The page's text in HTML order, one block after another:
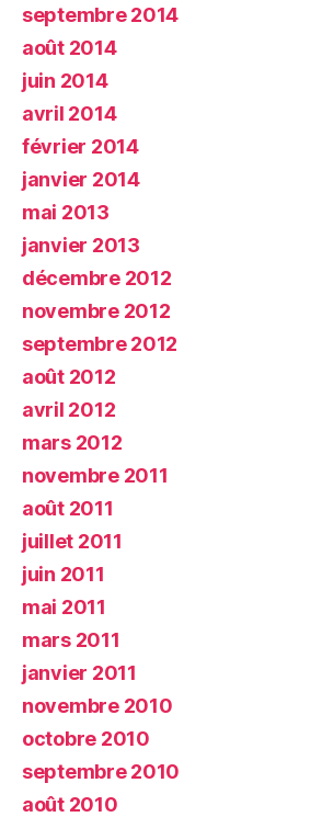
septembre 2014
août 2014
juin 2014
avril 2014
février 2014
janvier 2014
mai 2013
janvier 2013
décembre 2012
novembre 2012
septembre 2012
août 2012
avril 2012
mars 2012
novembre 2011
août 2011
juillet 2011
juin 2011
mai 2011
mars 2011
janvier 2011
novembre 2010
octobre 2010
septembre 2010
août 2010